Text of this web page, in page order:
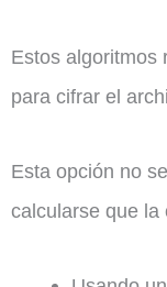
Estos algoritmos
para cifrar el
Esta opción no
calcularse que la